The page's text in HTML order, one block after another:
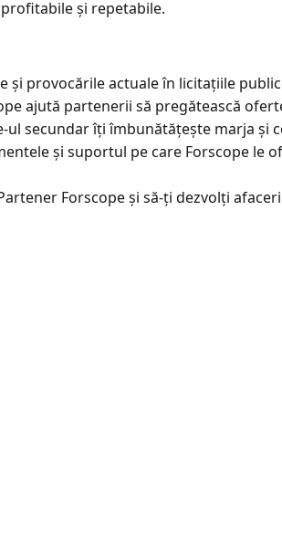
și repetabile.
și provocările actuale în licitațiile
ajută partenerii să pregătească
ul secundar îți îmbunătățește marja și
și suportul pe care Forscope
Forscope și să-ți dezvolți